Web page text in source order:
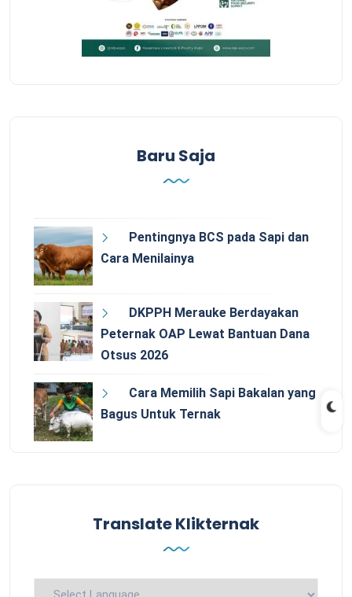
Baru Saja
Pentingnya BCS pada Sapi dan
Cara Menilainya
DKPPH Merauke Berdayakan
Peternak OAP Lewat Bantuan Dana
Otsus 2026
Cara Memilih Sapi Bakalan yang
Bagus Untuk Ternak
Translate Klikternak